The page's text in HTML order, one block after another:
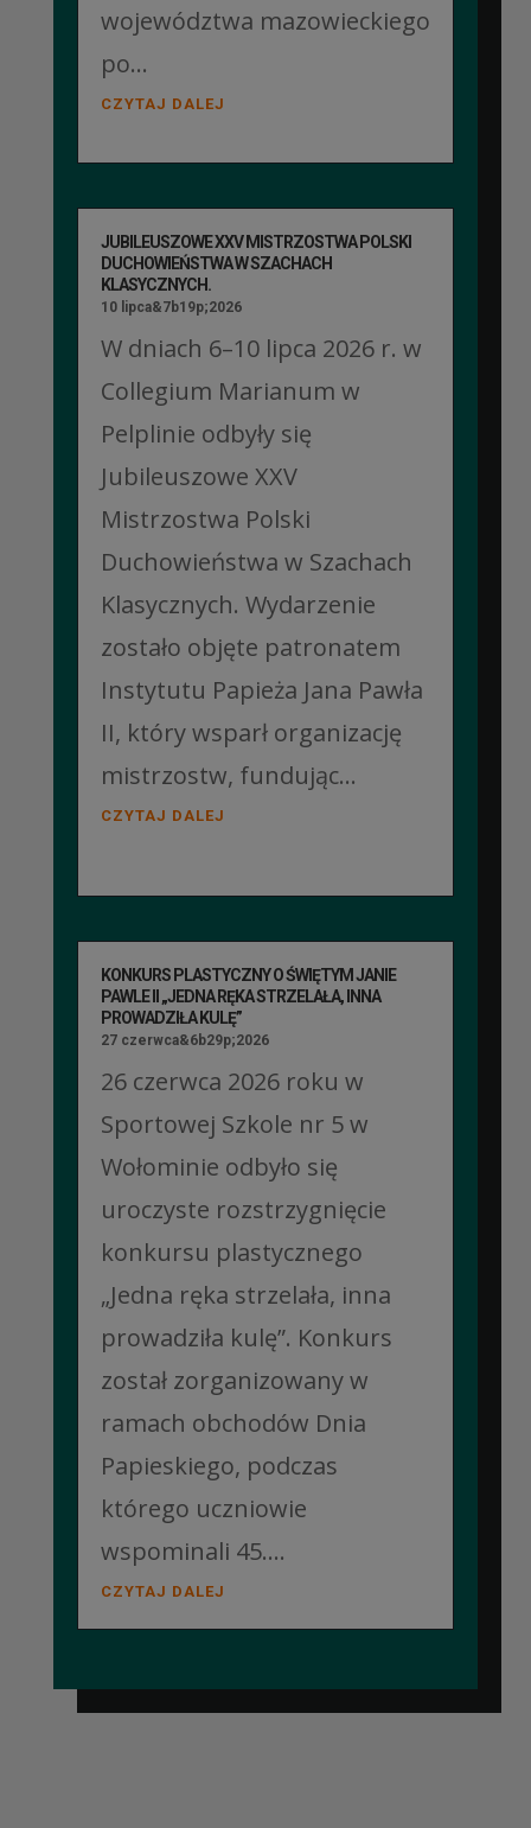
województwa mazowieckiego
po...
CZYTAJ DALEJ
JUBILEUSZOWE XXV MISTRZOSTWA POLSKI
DUCHOWIEŃSTWA W SZACHACH
KLASYCZNYCH.
10 lipca&7b19p;2026
W dniach 6–10 lipca 2026 r. w
Collegium Marianum w
Pelplinie odbyły się
Jubileuszowe XXV
Mistrzostwa Polski
Duchowieństwa w Szachach
Klasycznych. Wydarzenie
zostało objęte patronatem
Instytutu Papieża Jana Pawła
II, który wsparł organizację
mistrzostw, fundując...
CZYTAJ DALEJ
KONKURS PLASTYCZNY O ŚWIĘTYM JANIE
PAWLE II „JEDNA RĘKA STRZELAŁA, INNA
PROWADZIŁA KULĘ”
27 czerwca&6b29p;2026
26 czerwca 2026 roku w
Sportowej Szkole nr 5 w
Wołominie odbyło się
uroczyste rozstrzygnięcie
konkursu plastycznego
„Jedna ręka strzelała, inna
prowadziła kulę”. Konkurs
został zorganizowany w
ramach obchodów Dnia
Papieskiego, podczas
którego uczniowie
wspominali 45....
CZYTAJ DALEJ